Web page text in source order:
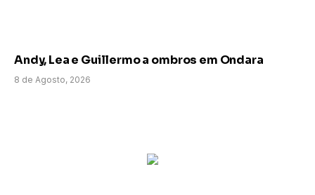
Andy, Lea e Guillermo a ombros em Ondara
8 de Agosto, 2026